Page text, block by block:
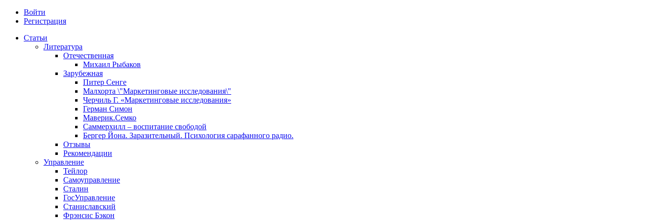
Войти
Регистрация
Статьи
Литература
Отечественная
Михаил Рыбаков
Зарубежная
Питер Сенге
Малхорта \"Маркетинговые исследования\"
Черчиль Г. «Маркетинговые исследования»
Герман Симон
Маверик.Семко
Саммерхилл – воспитание свободой
Бергер Йона. Заразительный. Психология сарафанного радио.
Отзывы
Рекомендации
Управление
Тейлор
Самоуправление
Сталин
ГосУправление
Станиславский
Фрэнсис Бэкон